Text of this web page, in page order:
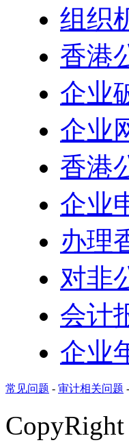
组织
香港
企业
企业
香港
企业
办理
对非
会计
企业
常见问题 - 审计相关问题 -